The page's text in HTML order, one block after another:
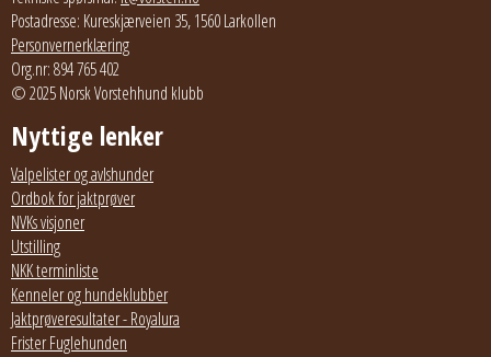
Postadresse: Kureskjærveien 35, 1560 Larkollen
Personvernerklæring
Org.nr: 894 765 402
© 2025 Norsk Vorstehhund klubb
Nyttige lenker
Valpelister og avlshunder
Ordbok for jaktprøver
NVKs visjoner
Utstilling
NKK terminliste
Kenneler og hundeklubber
Jaktprøveresultater - Royalura
Frister Fuglehunden